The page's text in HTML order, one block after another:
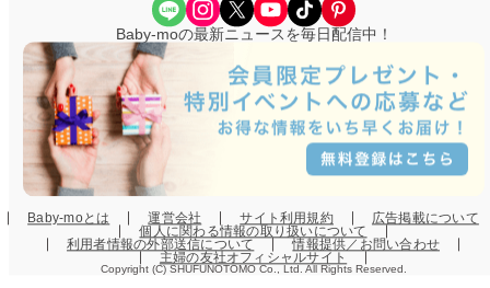
Share Icon Instagram X YouTube TikTok Pinterest
Baby-moの最新ニュースを毎日配信中！
Baby-moとは 運営会社 サイト利用規約
広告掲載について
個人に関わる情報の取り扱いについて
利用者情報の外部送信について
情報提供／お問い合わせ
主婦の友社オフィシャルサイト
Copyright (C) SHUFUNOTOMO Co., Ltd. All Rights Reserved.